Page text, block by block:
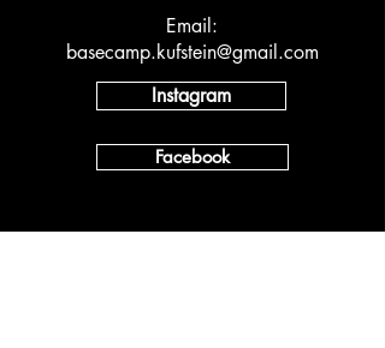
Email:
basecamp.kufstein@gmail.com
Instagram
Facebook